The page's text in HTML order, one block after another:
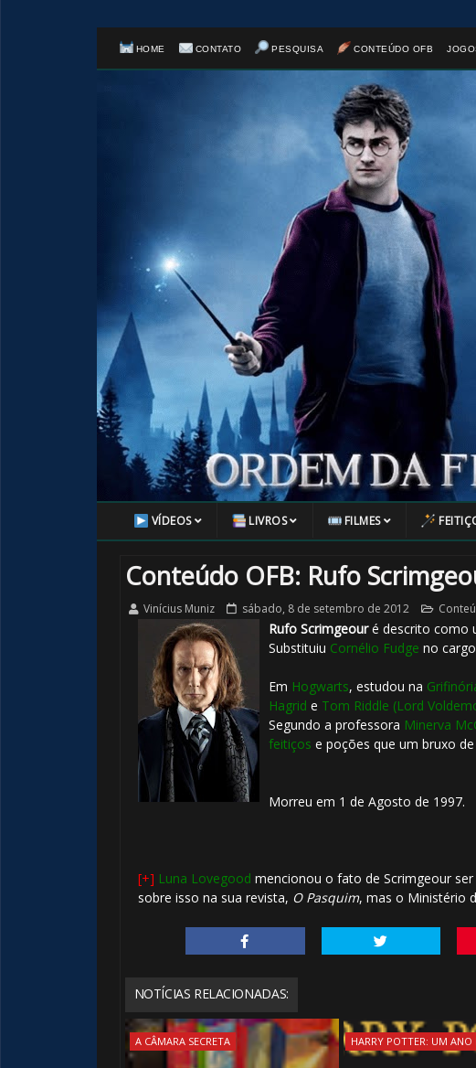
HOME CONTATO PESQUISA CONTEÚDO OFB
VÍDEOS LIVROS FILMES
Conteúdo OFB: Rufo
Vinícius Muniz sábado, 8 de setembro de 2012
Rufo Scrimgeouré descrito como
Substituiu Cornélio Fudge no
Em Hogwarts, estudou na
Hagrid e Tom Riddle (Lord
Segundo a professora Minerva
feitiços e poções que um bruxo
Morreu em 1 de Agosto de 1997.
[+] Luna Lovegood mencionou o fato de Scrimgeour ser
sobre isso na sua revista, O Pasquim, mas o Ministério
NOTÍCIAS RELACIONADAS:
A CÂMARA SECRETA HARRY POTTER: UM ANO